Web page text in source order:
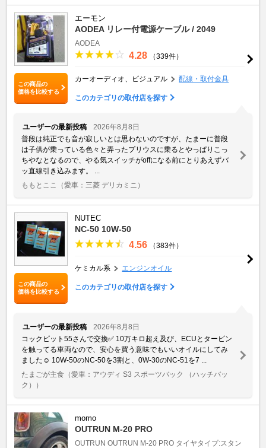
この商品の
価格を比較する
エーモン
AODEA リレー付電源ケーブル / 2049
AODEA
4.28 （339件）
カーオーディオ、ビジュアル 配線・取付金具
このカテゴリの取付店を探す
ユーザーの最新投稿
2026年8月8日
普段は純正でも音が寂しいとは思わないのですが、たまーに普段
は子供が乗っている色々と弄ったプリウスに乗るとやっぱりこっ
ちやなとなるので、やる気スイッチがoffになる前にとりあえずバ
ッ直線引き込みます。 ...
ももとここ
（愛車：三菱 デリカミニ）
この商品の
価格を比較する
NUTEC
NC-50 10W-50
4.56 （383件）
ケミカル系 エンジンオイル
このカテゴリの取付店を探す
ユーザーの最新投稿
2026年8月8日
コックピット55さんで交換✅ 10万キロ超え及び、ECUとタービン
を触ってる車両なので、安心を買う意味でもいいオイルにしてみ
ました☺️ 10W-50のNC-50を3割と、0W-30のNC-51を7 ...
たまごが主食 （愛車：アウディ S3 スポーツバック （ハッチバッ
ク））
momo
OUTRUN M-20 PRO
OUTRUN OUTRUN M-20 PRO タイヤタイプ:スタン